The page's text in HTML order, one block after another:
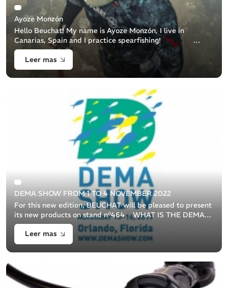
Ayoze Monzón
Hello Beuchat! My name is Ayoze Monzón, I live in
Canarias, Spain and I practice spearfishing!
Where does my passion for the sea come from ? Since I
was a child I watched doc [...]
Leer mas
DEMA SHOW FROM 1 TO 4 NOVEMBER 2022
For this new edition, BEUCHAT will be pleased to present
its new products on stand n°464 WHAT IS THE DEMA
SHOW? The DEMA SHOW (Diving Equipment &
Marketing Association) is the world's la [...]
Leer mas